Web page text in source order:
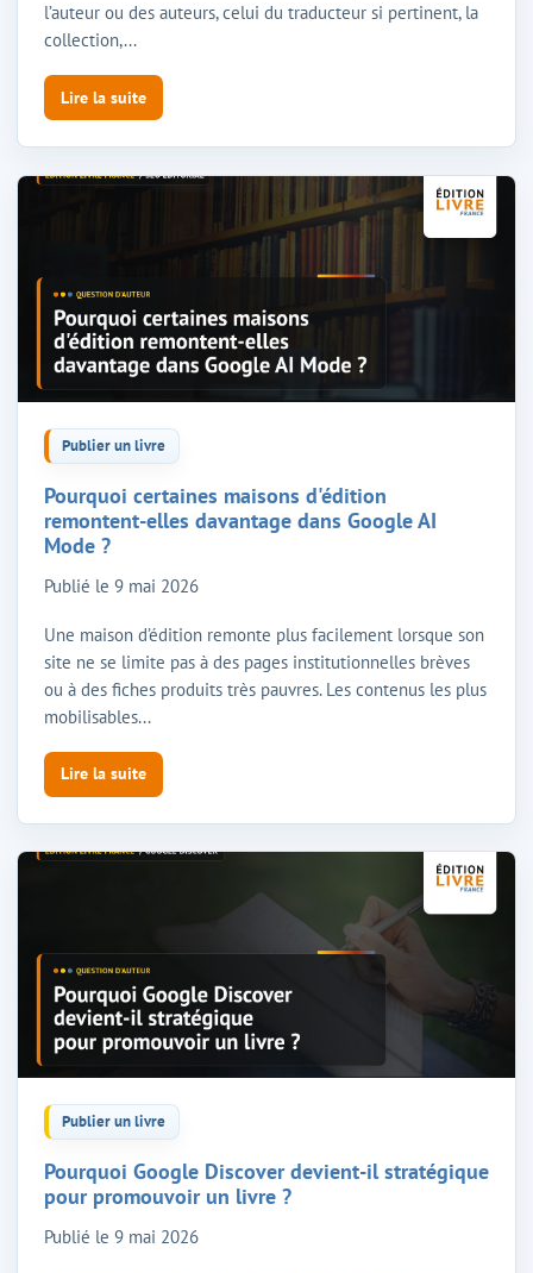
l’auteur ou des auteurs, celui du traducteur si pertinent, la
collection,...
Lire la suite
Publier un livre
Pourquoi certaines maisons d'édition
remontent-elles davantage dans Google AI
Mode ?
Publié le 9 mai 2026
Une maison d’édition remonte plus facilement lorsque son
site ne se limite pas à des pages institutionnelles brèves
ou à des fiches produits très pauvres. Les contenus les plus
mobilisables...
Lire la suite
Publier un livre
Pourquoi Google Discover devient-il stratégique
pour promouvoir un livre ?
Publié le 9 mai 2026